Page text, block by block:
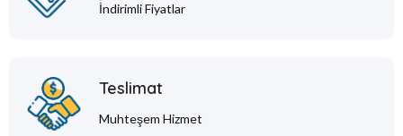
İndirimli Fiyatlar
Teslimat
Muhteşem Hizmet